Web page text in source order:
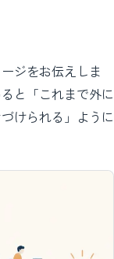
ジをお伝えしま
と「これまで外に
けられる」ように